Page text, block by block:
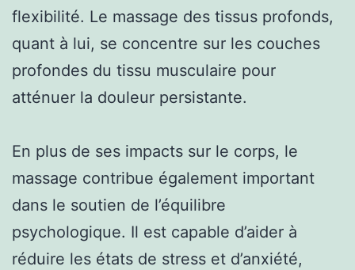
flexibilité. Le massage des tissus profonds,
quant à lui, se concentre sur les couches
profondes du tissu musculaire pour
atténuer la douleur persistante.
En plus de ses impacts sur le corps, le
massage contribue également important
dans le soutien de l’équilibre
psychologique. Il est capable d’aider à
réduire les états de stress et d’anxiété,